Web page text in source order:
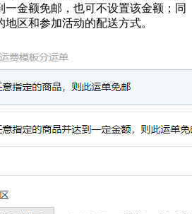
一金额免邮，也可不设置该金额；同
区和参加活动的配送方式。